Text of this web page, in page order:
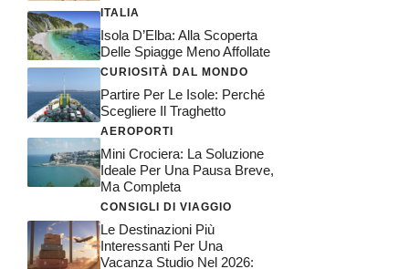
ITALIA
Isola D’Elba: Alla Scoperta
Delle Spiagge Meno Affollate
CURIOSITÀ DAL MONDO
Partire Per Le Isole: Perché
Scegliere Il Traghetto
AEROPORTI
Mini Crociera: La Soluzione
Ideale Per Una Pausa Breve,
Ma Completa
CONSIGLI DI VIAGGIO
Le Destinazioni Più
Interessanti Per Una
Vacanza Studio Nel 2026: